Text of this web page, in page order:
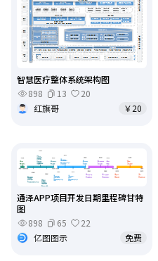
智慧医疗整体系统架构图
898
13
20
红旗哥
￥20
通泽APP项目开发日期里程碑甘特
图
898
65
22
亿图图示
免费